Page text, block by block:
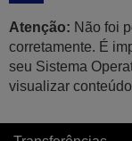
Atenção: Não foi
corretamente. É
seu Sistema
visualizar